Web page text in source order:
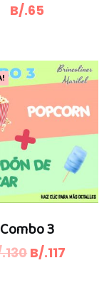
B/.65
Combo 3
130 El
B/.117